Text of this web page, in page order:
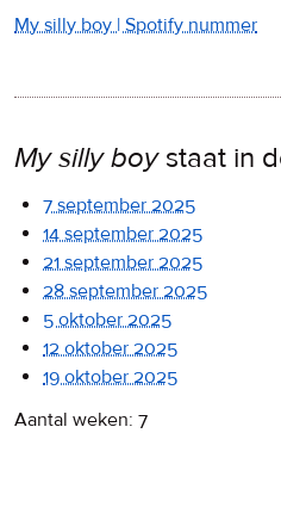
My silly boy | Spotify nummer
My silly boystaat in
7 september 2025
14 september 2025
21 september 2025
28 september 2025
5 oktober 2025
12 oktober 2025
19 oktober 2025
Aantal weken: 7